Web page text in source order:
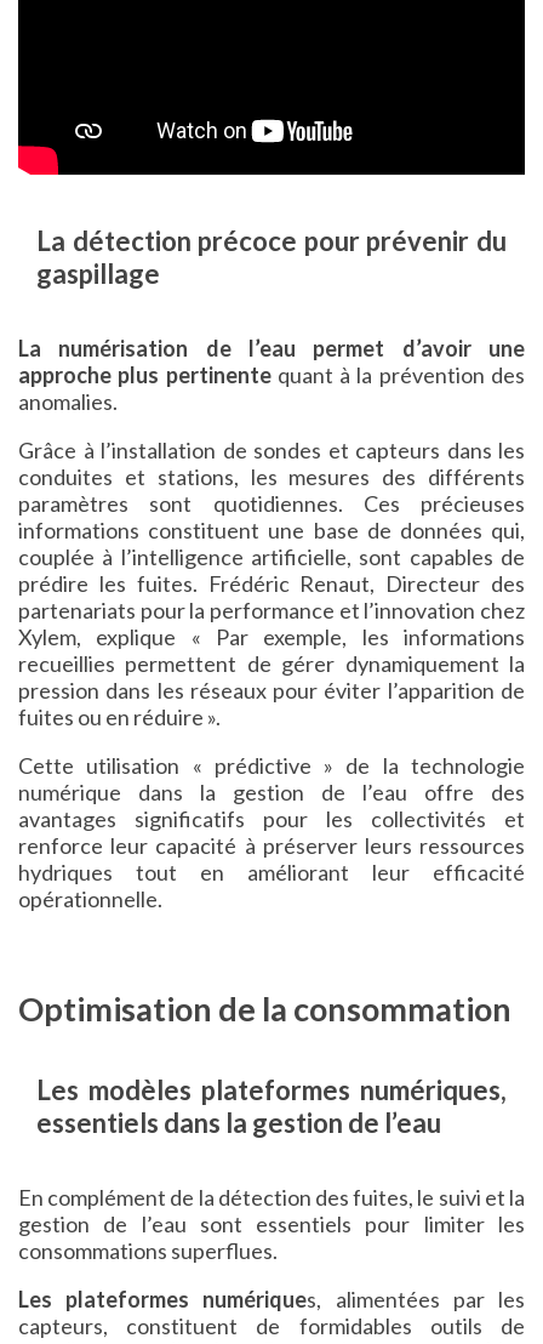
La détection précoce pour prévenir du
gaspillage
La numérisation de l’eau permet d’avoir une
approche plus pertinentequant à la prévention des
anomalies.
Grâce à l’installation de sondes et capteurs dans les
conduites et stations, les mesures des différents
paramètres sont quotidiennes. Ces précieuses
informations constituent une base de données qui,
couplée à l’intelligence artificielle, sont capables de
prédire les fuites. Frédéric Renaut, Directeur des
partenariats pour la performance et l’innovation chez
Xylem, explique « Par exemple, les informations
recueillies permettent de gérer dynamiquement la
pression dans les réseaux pour éviter l’apparition de
fuites ou en réduire ».
Cette utilisation « prédictive » de la technologie
numérique dans la gestion de l’eau offre des
avantages significatifs pour les collectivités et
renforce leur capacité à préserver leurs ressources
hydriques tout en améliorant leur efficacité
opérationnelle.
Optimisation de la consommation
Les modèles plateformes numériques,
essentiels dans la gestion de l’eau
En complément de la détection des fuites, le suivi et la
gestion de l’eau sont essentiels pour limiter les
consommations superflues.
Les plateformes numériques, alimentées par les
capteurs, constituent de formidables outils de